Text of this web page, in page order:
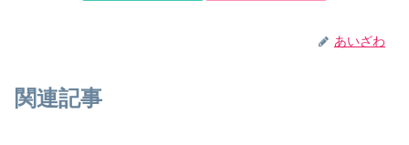
あいざわ
関連記事